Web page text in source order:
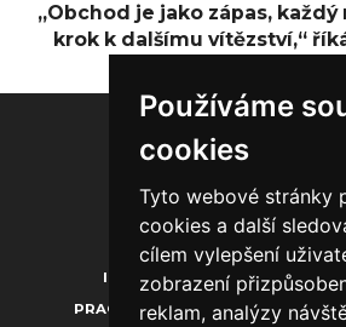
Používáme
cookies
Tyto webové stránky
cookies a další
cílem vylepšení
zobrazení
reklam, analýzy
„Obchod je jako zápas,
krok k dalšímu vítězství,“
20.000 1.850
INZERCE O NÁS
PRACOVNÍ PŘÍLEŽITOSTI